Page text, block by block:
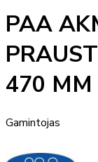
PAA
470 MM
Gamintojas